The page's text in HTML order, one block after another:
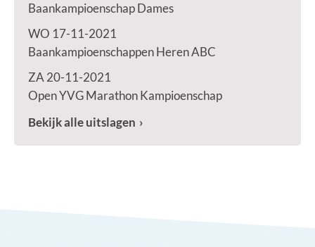
Baankampioenschap Dames
WO 17-11-2021
Baankampioenschappen Heren ABC
ZA 20-11-2021
Open YVG Marathon Kampioenschap
Bekijk alle uitslagen